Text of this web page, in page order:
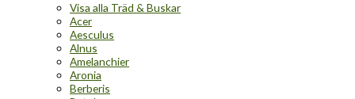
Visa alla Träd & Buskar
Acer
Aesculus
Alnus
Amelanchier
Aronia
Berberis